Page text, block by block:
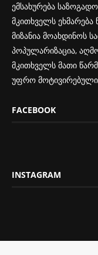
ემსახურება
მკითხველს ეხმარება
მიზანია მოახდინოს
პოპულარიზაცია,
მკითხველს მათი
უფრო მოტივირებული
FACEBOOK
INSTAGRAM